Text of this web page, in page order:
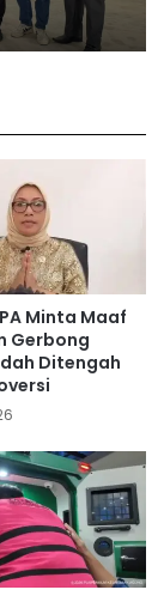
Minta Maaf
Gerbong
Ditengah